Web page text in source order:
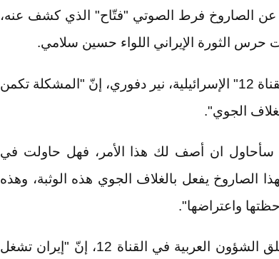
عن الصاروخ فرط الصوتي "فتّاح" الذي كشف عنه،
حرس الثورة الإيراني اللواء حسين سلامي.
وقال المعلق العسكري في "القناة 12" الإسرائيلية، نير دفوري، إنّ "المشكلة تكمن
الجوي".
سأحاول ان أصف لك هذا الأمر، فهل حاولت في
الصاروخ يفعل بالغلاف الجوي هذه الوثبة، وهذه
واعتراضها".
من جهته، قال أوهاد حامو، معلق الشؤون العربية في القناة 12، إنّ "إيران تشغل